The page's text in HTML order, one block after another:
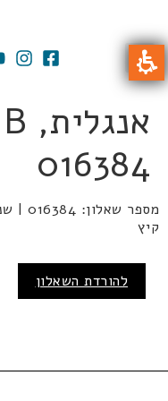
016384
קיץ
להורדת השאלון